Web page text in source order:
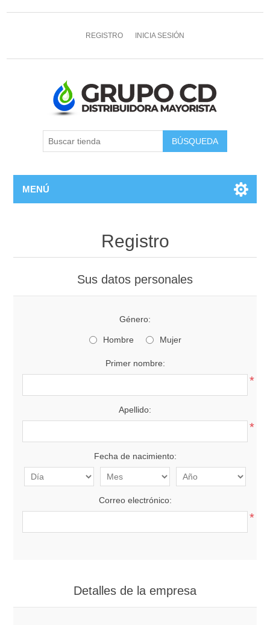
REGISTRO INICIA SESIÓN
MENÚ
Registro
Sus datos personales
Género:
Hombre Mujer
Primer nombre:
*
Apellido:
*
Fecha de nacimiento:
Correo electrónico:
*
Detalles de la empresa